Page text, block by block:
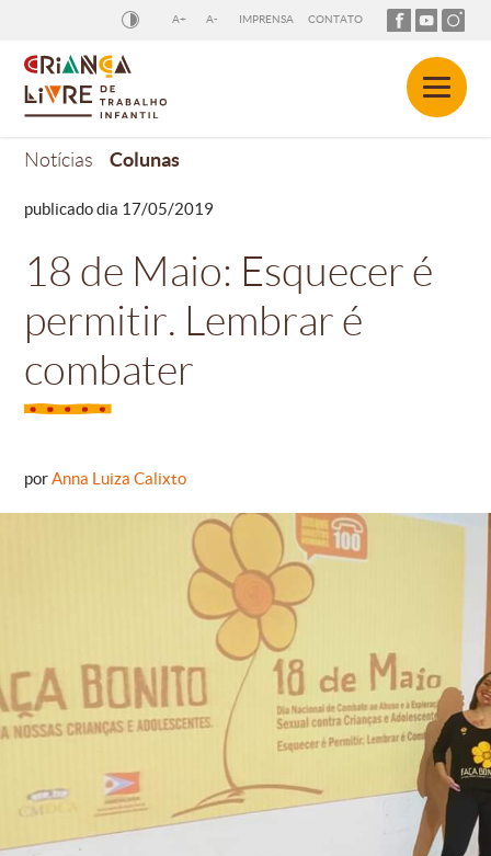
A+ A- IMPRENSA CONTATO
Notícias Colunas
publicado dia 17/05/2019
18 de Maio: Esquecer é
permitir. Lembrar é
combater
porAnna Luiza Calixto